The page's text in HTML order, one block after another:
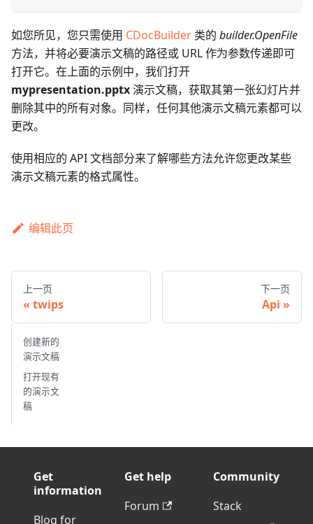
如您所见，您只需使用 CDocBuilder 类的 builder.OpenFile
方法，并将必要演示文稿的路径或 URL 作为参数传递即可
打开它。在上面的示例中，我们打开
mypresentation.pptx演示文稿，获取其第一张幻灯片并
删除其中的所有对象。同样，任何其他演示文稿元素都可以
更改。
使用相应的 API 文档部分来了解哪些方法允许您更改某些
演示文稿元素的格式属性。
编辑此页
上一页
twips
下一页
Api
创建新的
演示文稿
打开现有
的演示文
稿
Get
information
Blog for
Get help
Forum
Community
Stack